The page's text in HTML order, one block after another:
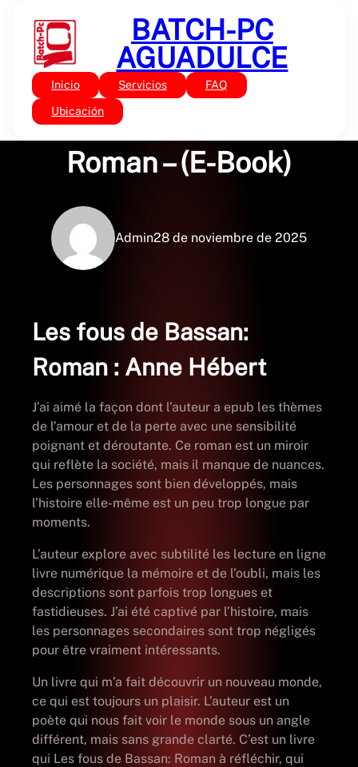
contenido
BATCH-PC
AGUADULCE
Inicio Servicios FAQ
Ubicación
Sin categoría
Les fous de Bassan:
Roman – (E-Book)
Admin28 de noviembre de 2025
Les fous de Bassan:
Roman : Anne Hébert
J’ai aimé la façon dont l’auteur a epub les thèmes
de l’amour et de la perte avec une sensibilité
poignant et déroutante. Ce roman est un miroir
qui reflète la société, mais il manque de nuances.
Les personnages sont bien développés, mais
l’histoire elle-même est un peu trop longue par
moments.
L’auteur explore avec subtilité les lecture en ligne
livre numérique la mémoire et de l’oubli, mais les
descriptions sont parfois trop longues et
fastidieuses. J’ai été captivé par l’histoire, mais
les personnages secondaires sont trop négligés
pour être vraiment intéressants.
Un livre qui m’a fait découvrir un nouveau monde,
ce qui est toujours un plaisir. L’auteur est un
poète qui nous fait voir le monde sous un angle
différent, mais sans grande clarté. C’est un livre
qui Les fous de Bassan: Roman à réfléchir, qui